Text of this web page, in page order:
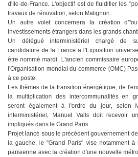
d'Ile-de-France. L'objectif est de fluidifier les
travaux de rénovation, selon Matignon.
Un autre volet concernera la création
investissements étrangers dans les grands
Un délégué interministériel chargé de
candidature de la France a l'Exposition
être nommé mardi. L'ancien commissaire
l'Organisation mondial du commerce (OMC)
à ce poste.
Les thèmes de la transition énergétique, de
la multiplication des intercommunalités en
seront également à l'ordre du jour, selon
interministériel, Manuel Valls doit recevoir
impliqués dans le Grand Paris.
Projet lancé sous le précédent gouvernement
la gauche, le "Grand Paris" vise notamment à
parisienne avec la création d'une nouvelle